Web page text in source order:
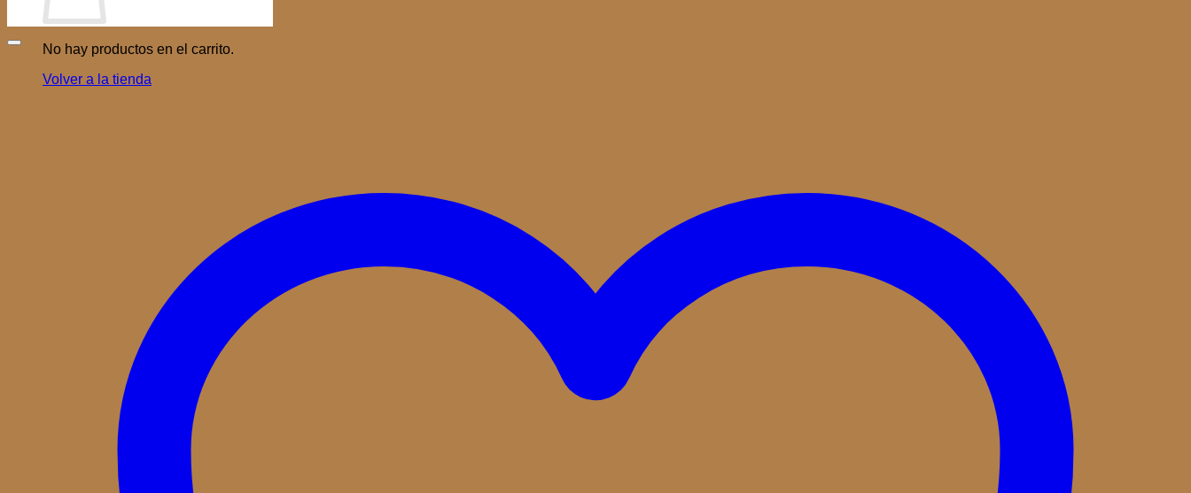
No hay productos en el carrito.
Volver a la tienda